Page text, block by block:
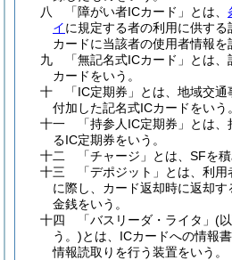
八
「障がい者ICカード」とは、
イに規定する者の利用に供す
カードに当該者の使用者情報を
九
「無記名式ICカード」とは
カードをいう。
十
「IC定期券」とは、地域交
付加した記名式ICカードをいう。
十一
「持参人IC定期券」とは
るIC定期券をいう。
十二
「チャージ」とは、SFを
十三
「デポジット」とは、利
に際し、カード返却時に返却
金銭をいう。
十四
「バスリーダ・ライタ」 (
う。)とは、ICカードへの情報
情報読取りを行う装置をいう。